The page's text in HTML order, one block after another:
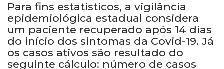
Para fins estatísticos, a vigilância
epidemiológica estadual considera
um paciente recuperado após 14 dias
do início dos sintomas da Covid-19. Já
os casos ativos são resultado do
seguinte cálculo: número de casos